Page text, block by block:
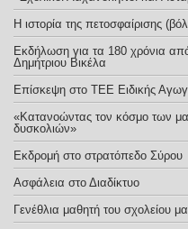
Η ιστορία της πετοσφαίρισης
Εκδήλωση για τα 180 χρόνια
Δημήτριου Βικέλα
Eπίσκεψη στο ΤΕΕ Ειδικής
«Κατανοώντας τον κόσμο των
δυσκολιών»
Εκδρομή στο στρατόπεδο Σύρου
Ασφάλεια στο Διαδίκτυο
Γενέθλια μαθητή του σχολείου